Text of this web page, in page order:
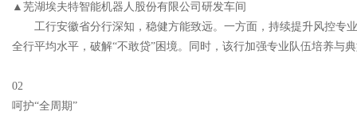
▲芜湖埃夫特智能机器人股份有限公司研发车间
工行安徽省分行深知，稳健方能致远。一方面，持续提升风控专
全行平均水平，破解“不敢贷”困境。同时，该行加强专业队伍培养与
02
呵护“全周期”